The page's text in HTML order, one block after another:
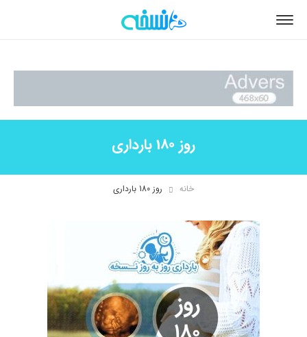
روز 180 بارداری
خانه روز 180 بارداری